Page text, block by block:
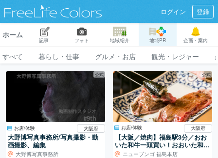
ログイン 登録
ホーム
記事 フォト 地域紹介 地域PR 企画・案内
すべて 暮らし・仕事 グルメ・お店 観光・レジャー
公式
お店/体験 大阪府
大野博写真事務所/写真撮影・動
画撮影、編集
大野博写真事務所
公式
お店/体験 大阪府
【大阪／焼肉】福島駅3分／おお
いた和牛一頭買い！おおいた和牛
専門焼肉店。
ニューブンゴ 福島本店